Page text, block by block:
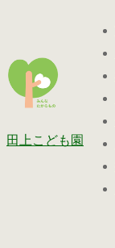
テ
ン
ュ
ー
る
田上こども園